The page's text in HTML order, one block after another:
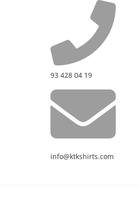
93 428 04 19
info@ktkshirts.com